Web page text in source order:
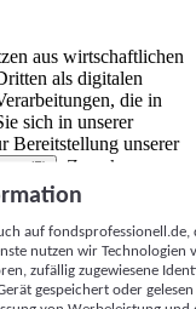
aus wirtschaftlichen
als digitalen
die in
sich in unserer
Bereitstellung unserer
(5)
. Zwecke:
von Werbeleistung
(z. B. login-
mit anderen
auf
nutzen wir Technologien
zufällig zugewiesene
gespeichert oder